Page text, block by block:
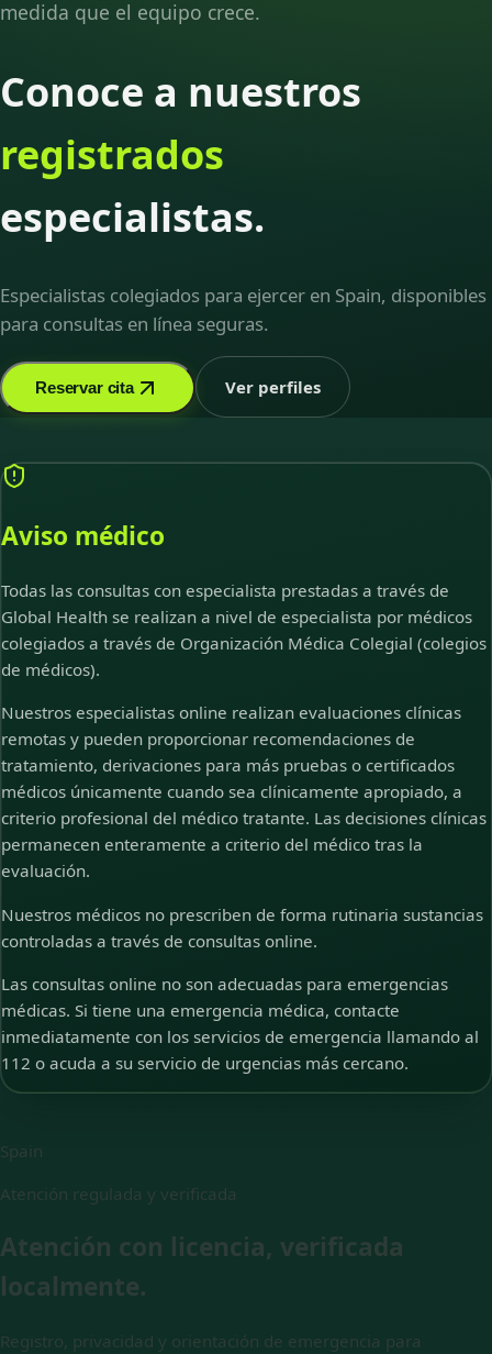
medida que el equipo crece.
Conoce a nuestros
registrados
especialistas.
Especialistas colegiados para ejercer en Spain, disponibles
para consultas en línea seguras.
Reservar cita Ver perfiles
Aviso médico
Todas las consultas con especialista prestadas a través de
Global Health se realizan a nivel de especialista por médicos
colegiados a través de Organización Médica Colegial (colegios
de médicos).
Nuestros especialistas online realizan evaluaciones clínicas
remotas y pueden proporcionar recomendaciones de
tratamiento, derivaciones para más pruebas o certificados
médicos únicamente cuando sea clínicamente apropiado, a
criterio profesional del médico tratante. Las decisiones clínicas
permanecen enteramente a criterio del médico tras la
evaluación.
Nuestros médicos no prescriben de forma rutinaria sustancias
controladas a través de consultas online.
Las consultas online no son adecuadas para emergencias
médicas. Si tiene una emergencia médica, contacte
inmediatamente con los servicios de emergencia llamando al
112 o acuda a su servicio de urgencias más cercano.
Spain
Atención regulada y verificada
Atención con licencia, verificada
localmente.
Registro, privacidad y orientación de emergencia para